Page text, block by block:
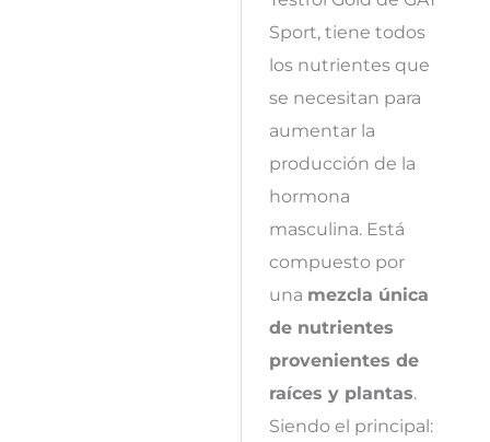
Sport, tiene todos
los nutrientes que
se necesitan para
aumentar la
producción de la
hormona
masculina. Está
compuesto por
una mezcla única
de nutrientes
provenientes de
raíces y plantas.
Siendo el principal: